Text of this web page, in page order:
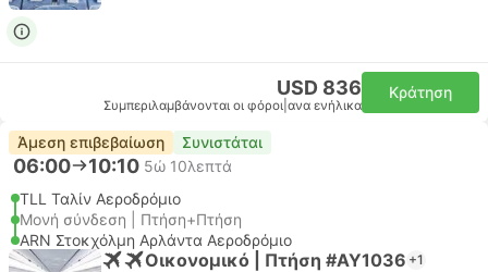
USD 836
Συμπεριλαμβάνονται οι φόροι ανα ενήλικα
Κράτηση
Άμεση επιβεβαίωση Συνιστάται
06:00 10:10 5ώ 10λεπτά
TLL Ταλίν Αεροδρόμιο
Μονή σύνδεση | Πτήση+Πτήση
ARN Στοκχόλμη Αρλάντα Αεροδρόμιο
Οικονομικό | Πτήση #AY1036 +1